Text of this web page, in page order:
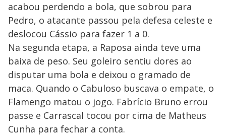
acabou perdendo a bola, que sobrou para
Pedro, o atacante passou pela defesa celeste e
deslocou Cássio para fazer 1 a 0.
Na segunda etapa, a Raposa ainda teve uma
baixa de peso. Seu goleiro sentiu dores ao
disputar uma bola e deixou o gramado de
maca. Quando o Cabuloso buscava o empate, o
Flamengo matou o jogo. Fabrício Bruno errou
passe e Carrascal tocou por cima de Matheus
Cunha para fechar a conta.